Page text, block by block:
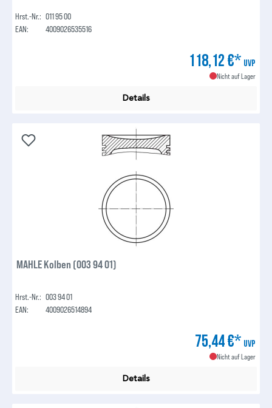
Hrst.-Nr.: 011 95 00
EAN:
4009026535516
118,12 €* UVP
Nicht auf Lager
Details
MAHLE Kolben (003 94 01)
Hrst.-Nr.: 003 94 01
EAN:
4009026514894
75,44 €* UVP
Nicht auf Lager
Details